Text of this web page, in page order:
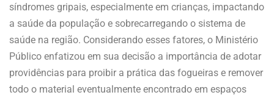
síndromes gripais, especialmente em crianças, impactando
a saúde da população e sobrecarregando o sistema de
saúde na região. Considerando esses fatores, o Ministério
Público enfatizou em sua decisão a importância de adotar
providências para proibir a prática das fogueiras e remover
todo o material eventualmente encontrado em espaços